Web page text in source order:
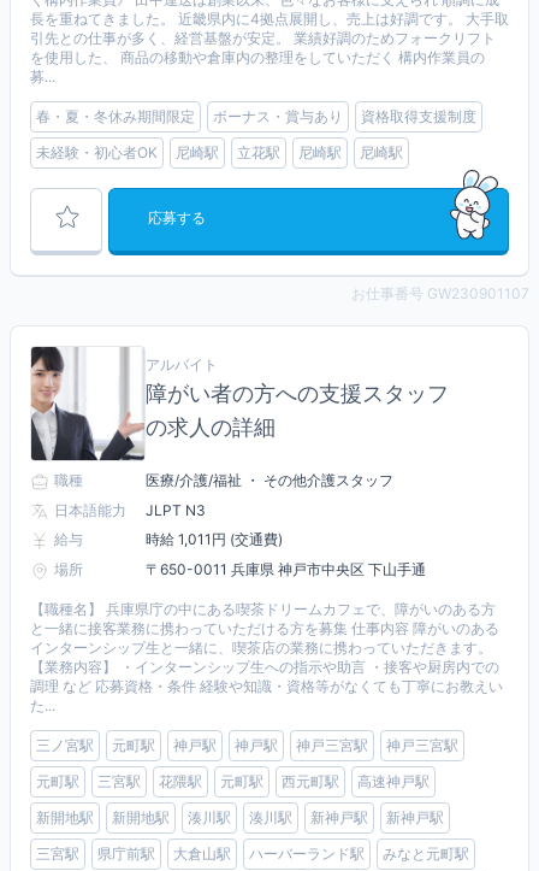
長を重ねてきました。 近畿県内に4拠点展開し、売上は好調です。 大手取
引先との仕事が多く、経営基盤が安定。 業績好調のためフォークリフト
を使用した、 商品の移動や倉庫内の整理をしていただく 構内作業員の
募...
春・夏・冬休み期間限定 ボーナス・賞与あり
資格取得支援制度
未経験・初心者OK
尼崎駅 立花駅 尼崎駅 尼崎駅
応募する
お仕事番号 GW230901107
アルバイト
障がい者の方への支援スタッフ
の求人の詳細
職種
医療/介護/福祉 ・ その他介護スタッフ
日本語能力
JLPT N3
給与
時給 1,011円 (交通費)
場所
〒650-0011 兵庫県 神戸市中央区 下山手通
【職種名】 兵庫県庁の中にある喫茶ドリームカフェで、障がいのある方
と一緒に接客業務に携わっていただける方を募集 仕事内容 障がいのある
インターンシップ生と一緒に、喫茶店の業務に携わっていただきます。
【業務内容】 ・インターンシップ生への指示や助言 ・接客や厨房内での
調理 など 応募資格・条件 経験や知識・資格等がなくても丁寧にお教えい
た...
三ノ宮駅 元町駅 神戸駅 神戸駅 神戸三宮駅
神戸三宮駅
元町駅
三宮駅 花隈駅 元町駅 西元町駅
高速神戸駅
新開地駅
新開地駅 湊川駅 湊川駅 新神戸駅
新神戸駅
三宮駅
県庁前駅 大倉山駅 ハーバーランド駅
みなと元町駅